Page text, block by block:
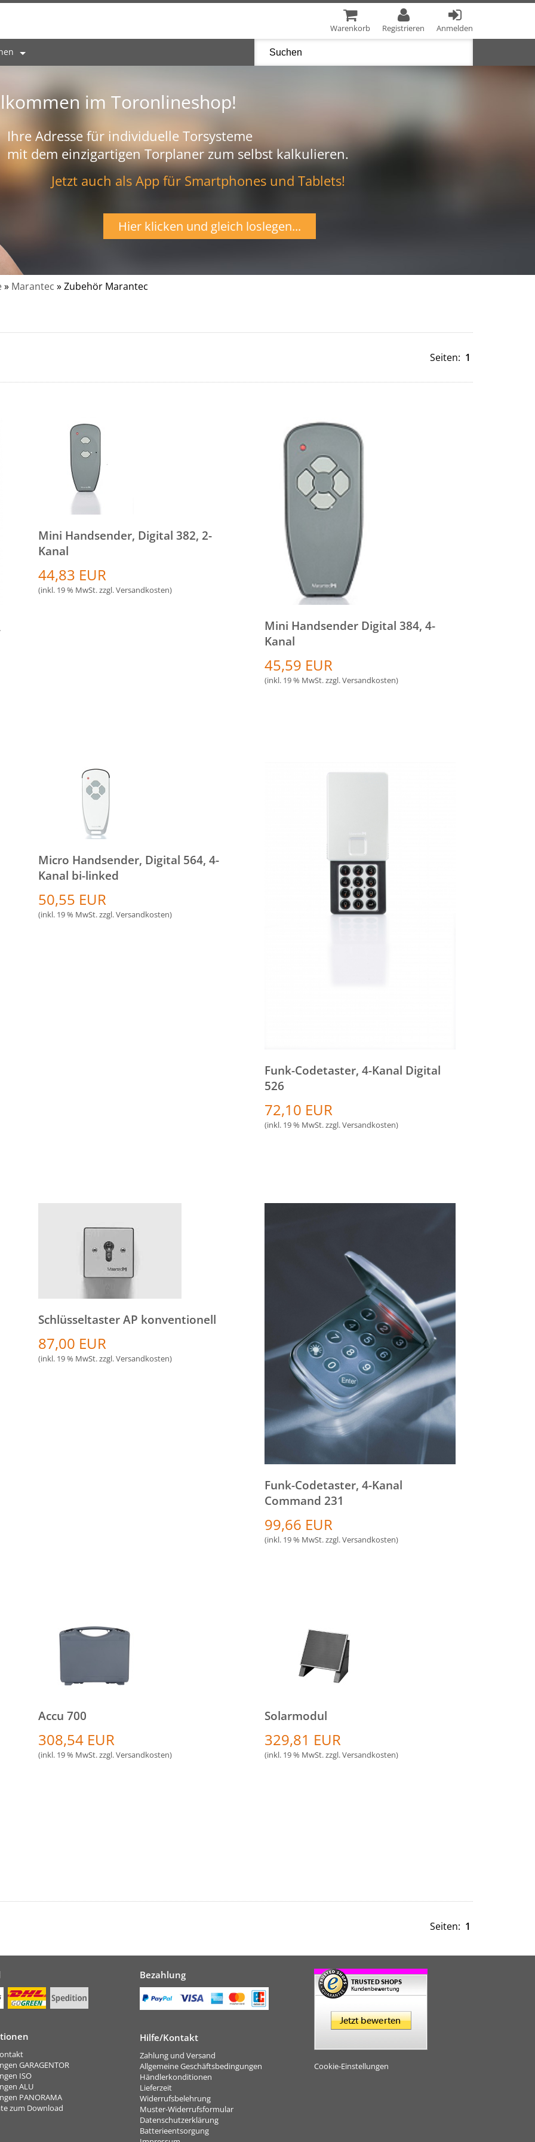
Warenkorb Registrieren Anmelden
im Toronlineshop!
Ihre Adresse für individuelle Torsysteme
mit dem einzigartigen Torplaner zum selbst kalkulieren.
Jetzt auch als App für Smartphones und Tablets!
Hier klicken und gleich loslegen...
» Marantec »Zubehör Marantec
Seiten: 1
Mini Handsender, Digital 382, 2-
Kanal
44,83 EUR
(inkl. 19 % MwSt. zzgl.Versandkosten)
Mini Handsender Digital 384, 4-
Kanal
45,59 EUR
(inkl. 19 % MwSt. zzgl.Versandkosten)
Micro Handsender, Digital 564, 4-
Kanal bi-linked
50,55 EUR
(inkl. 19 % MwSt. zzgl.Versandkosten)
Funk-Codetaster, 4-Kanal Digital
526
72,10 EUR
(inkl. 19 % MwSt. zzgl.Versandkosten)
Schlüsseltaster AP konventionell
87,00 EUR
(inkl. 19 % MwSt. zzgl.Versandkosten)
Funk-Codetaster, 4-Kanal
Command 231
99,66 EUR
(inkl. 19 % MwSt. zzgl.Versandkosten)
Accu 700
308,54 EUR
(inkl. 19 % MwSt. zzgl.Versandkosten)
Solarmodul
329,81 EUR
(inkl. 19 % MwSt. zzgl.Versandkosten)
Seiten: 1
GARAGENTOR
ISO
ALU
PANORAMA
zum Download
Bezahlung
Hilfe/Kontakt
Zahlung und Versand
Allgemeine Geschäftsbedingungen
Händlerkonditionen
Lieferzeit
Widerrufsbelehrung
Muster-Widerrufsformular
Datenschutzerklärung
Batterieentsorgung
Cookie-Einstellungen